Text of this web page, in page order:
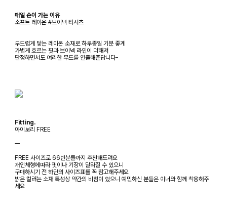
매일 손이 가는 이유
소프트 레이온 #브이넥 티셔츠
부드럽게 닿는 레이온 소재로 하루종일 기분 좋게
가볍게 흐르는 핏과 브이넥 라인이 더해져
단정하면서도 여리한 무드를 연출해준답니다-
Fitting.
아이보리 FREE
ㅡ
FREE 사이즈로 66반분들까지 추천해드려요
개인체형에따라 핏이나 기장이 달라질 수 있으니
구매하시기 전 하단의 사이즈표를 꼭 참고해주세요
밝은 컬러는 소재 특성상 약간의 비침이 있으니 예민하신 분들은 이너와 함께 착용해주
세요